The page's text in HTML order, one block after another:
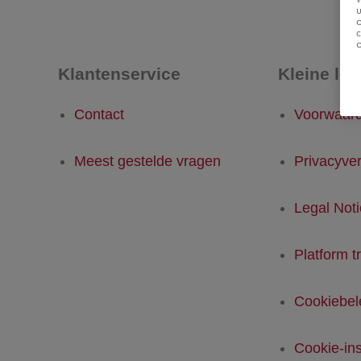
Klantenservice
Contact
Meest gestelde vragen
Kleine
Legal
Platform
Cookie-